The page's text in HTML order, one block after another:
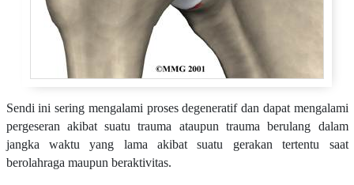
Sendi ini sering mengalami proses degeneratif dan dapat mengalami
pergeseran akibat suatu trauma ataupun trauma berulang dalam
jangka waktu yang lama akibat suatu gerakan tertentu saat
berolahraga maupun beraktivitas.